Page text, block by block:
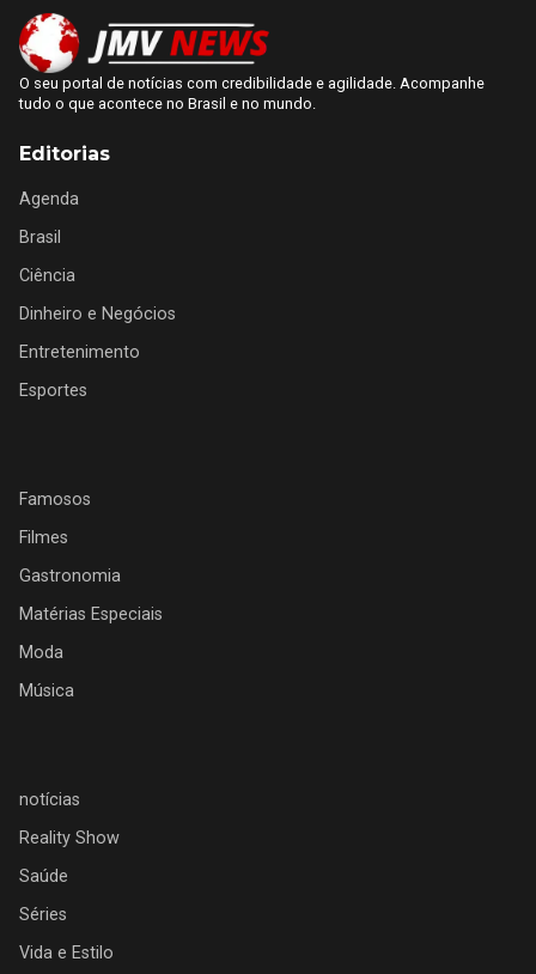
O seu portal de notícias com credibilidade e agilidade. Acompanhe
tudo o que acontece no Brasil e no mundo.
Editorias
Agenda
Brasil
Ciência
Dinheiro e Negócios
Entretenimento
Esportes
Famosos
Filmes
Gastronomia
Matérias Especiais
Moda
Música
notícias
Reality Show
Saúde
Séries
Vida e Estilo